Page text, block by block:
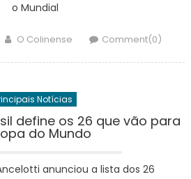
o Mundial
Author
O Colinense Comment(0)
Notícias
define os 26 que vão para
do Mundo
anunciou a lista dos 26